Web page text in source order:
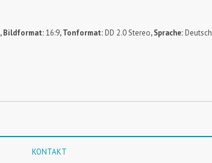
, Bildformat:16:9, Tonformat: DD 2.0 Stereo, Sprache: Deutsch
KONTAKT